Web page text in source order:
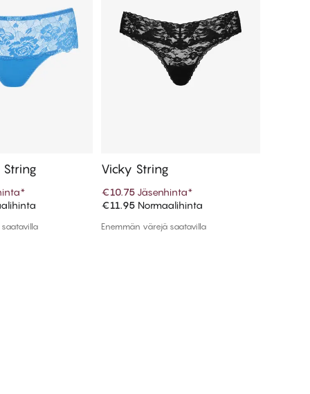
String
*
Lisää ostoskoriin
Vicky String
€10.75 Jäsenhinta*
€11.95Normaalihinta
Enemmän värejä saatavilla